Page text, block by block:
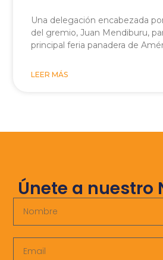
Una delegación encabezada
del gremio, Juan Mendiburu,
principal feria panadera de
LEER MÁS
Únete a nuestro